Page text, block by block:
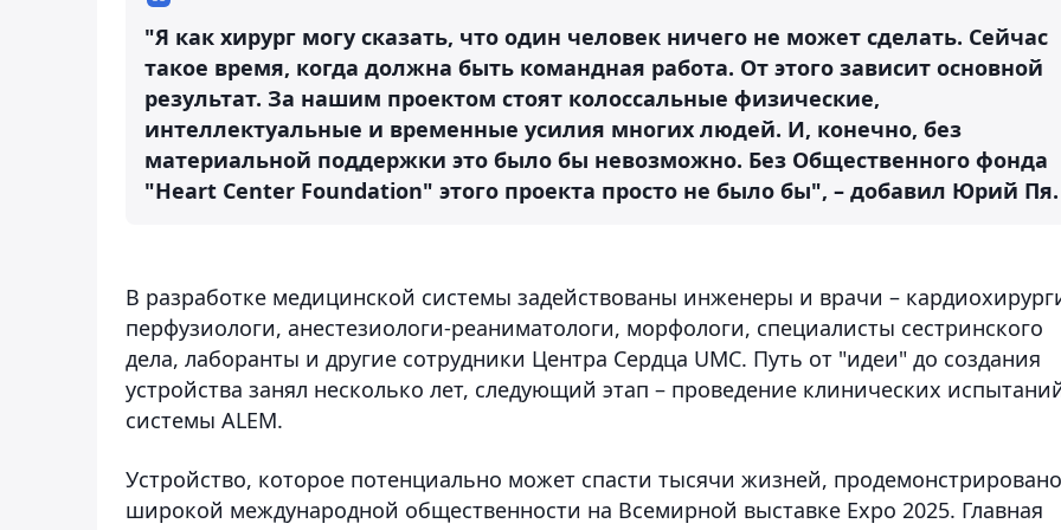
"Я как хирург могу сказать, что один человек ничего не может сделать. Сейчас
такое время, когда должна быть командная работа. От этого зависит основной
результат. За нашим проектом стоят колоссальные физические,
интеллектуальные и временные усилия многих людей. И, конечно, без
материальной поддержки это было бы невозможно. Без Общественного фонда
"Heart Center Foundation" этого проекта просто не было бы", – добавил Юрий Пя.
В разработке медицинской системы задействованы инженеры и врачи –
перфузиологи, анестезиологи-реаниматологи, морфологи, специалисты сестринского
дела, лаборанты и другие сотрудники Центра Сердца UMC. Путь от "идеи" до создания
устройства занял несколько лет, следующий этап – проведение клинических
системы ALEM.
Устройство, которое потенциально может спасти тысячи жизней, продемонстрировано
широкой международной общественности на Всемирной выставке Expo 2025. Главная